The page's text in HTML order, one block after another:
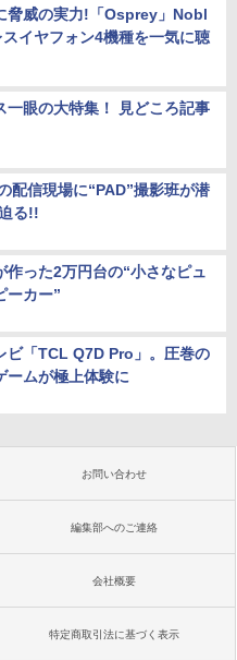
脅威の実力!「Osprey」Nobl
イヤフォン4機種を一気に聴
一眼の大特集！ 見どころ記事
配信現場に“PAD”撮影班が潜
る!!
作った2万円台の“小さなピュ
ーカー”
ビ「TCL Q7D Pro」。圧巻の
ームが極上体験に
お問い合わせ
編集部へのご連絡
会社概要
特定商取引法に基づく表示